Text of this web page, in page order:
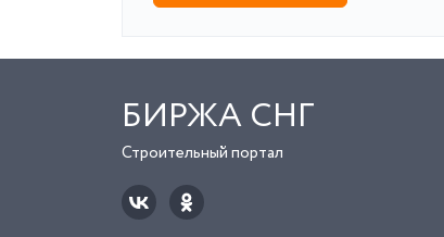
БИРЖА СНГ
Строительный портал